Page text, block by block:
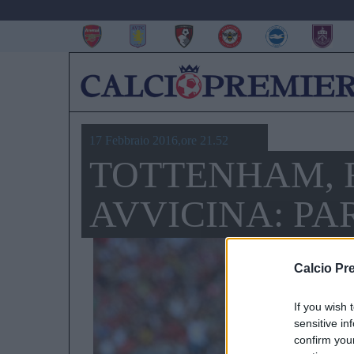
Calcio
If you wish
sensitive
confirm
17 Febbraio 2016,ore 21.52
TOTTENHAM,
AVVICINA: